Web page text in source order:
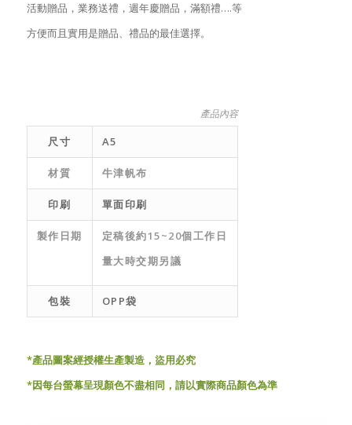
活動贈品，業務送禮，週年慶贈品，滿額禮….等
方便而且實用是贈品、禮品的最佳選擇。
產品內容
尺寸 A5
材質 牛津帆布
印刷 單面印刷
製作日期
定稿後約15~20個工作日
量大時交期另議
包裝 OPP袋
*產品圖案經授權生產製造，盜用必究
*因每台螢幕呈現顏色不盡相同，請以實際商品顏色為準